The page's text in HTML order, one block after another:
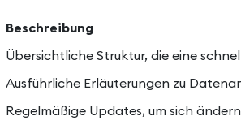
Beschreibung
Übersichtliche Struktur, die eine
Ausführliche Erläuterungen zu
Regelmäßige Updates, um sich